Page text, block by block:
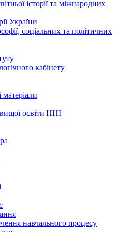
історії та міжнародних
України
соціальних та політичних
кабінету
вищої освіти ННІ
навчального процесу